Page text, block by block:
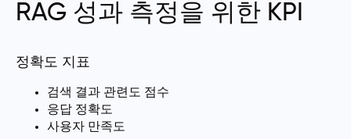
RAG 성과 측정을 위한 KPI
정확도 지표
검색 결과 관련도 점수
응답 정확도
사용자 만족도